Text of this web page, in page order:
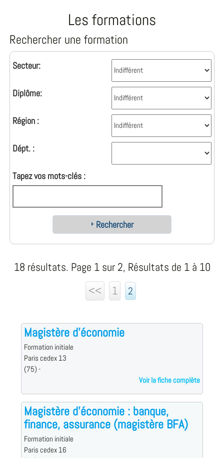
Les formations
Rechercher une formation
Secteur:
Diplôme:
Région :
Dépt. :
Tapez vos mots-clés :
Rechercher
18 résultats. Page 1 sur 2, Résultats de 1 à 10
<<
1 2
Magistère d'économie
Formation initiale
Paris cedex 13
(75) -
Voir la fiche complète
Magistère d'économie : banque,
finance, assurance (magistère BFA)
Formation initiale
Paris cedex 16